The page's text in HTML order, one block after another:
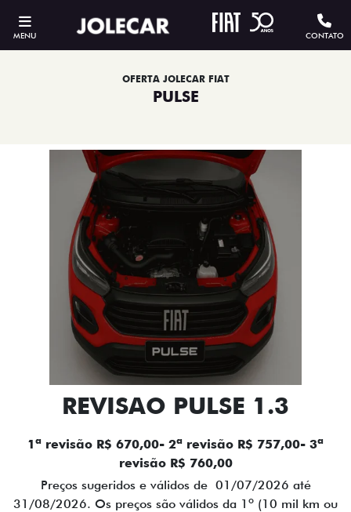
MENU CONTATO
OFERTA JOLECAR FIAT
PULSE
REVISAO PULSE 1.3
1ª revisão R$ 670,00- 2ª revisão R$ 757,00- 3ª
revisão R$ 760,00
Preços sugeridos e válidos de 01/07/2026 até
31/08/2026. Os preços são válidos da 1º (10 mil km ou